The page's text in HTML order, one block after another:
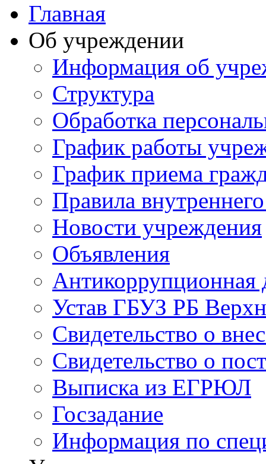
Главная
Об учреждении
Информация об
Структура
Обработка
График работы
График приема
Правила
Новости учреждения
Объявления
Антикоррупционная
Устав ГБУЗ РБ
Свидетельство о
Свидетельство о
Выписка из ЕГРЮЛ
Госзадание
Информация по